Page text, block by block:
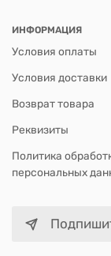
ИНФОРМАЦИЯ
Условия оплаты
Условия доставки
Возврат товара
Реквизиты
Политика
персональных